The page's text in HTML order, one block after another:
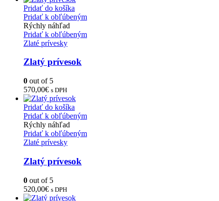
Pridať do košíka
Pridať k obľúbeným
Rýchly náhľad
Pridať k obľúbeným
Zlaté prívesky
Zlatý prívesok
0 out of 5
570,00€ s DPH
Pridať do košíka
Pridať k obľúbeným
Rýchly náhľad
Pridať k obľúbeným
Zlaté prívesky
Zlatý prívesok
0 out of 5
520,00€ s DPH